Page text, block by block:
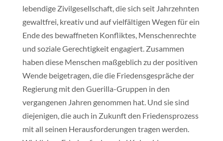
lebendige Zivilgesellschaft, die sich seit Jahrzehnten
gewaltfrei, kreativ und auf vielfältigen Wegen für ein
Ende des bewaffneten Konfliktes, Menschenrechte
und soziale Gerechtigkeit engagiert. Zusammen
haben diese Menschen maßgeblich zu der positiven
Wende beigetragen, die die Friedensgespräche der
Regierung mit den Guerilla-Gruppen in den
vergangenen Jahren genommen hat. Und sie sind
diejenigen, die auch in Zukunft den Friedensprozess
mit all seinen Herausforderungen tragen werden.